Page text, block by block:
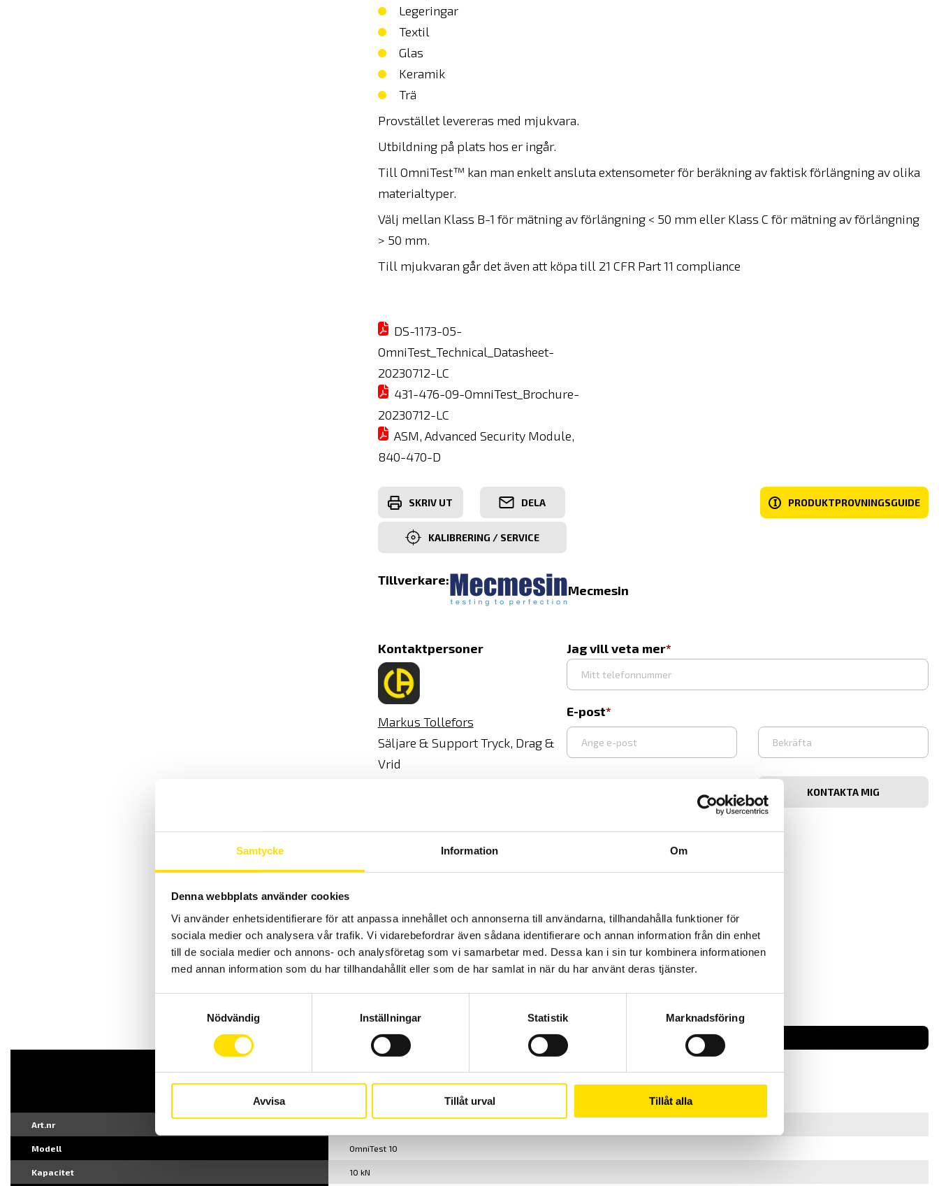
Samtycke Information Om
Denna webbplats använder cookies
Vi använder enhetsidentifierare för att anpassa innehållet och annonserna till användarna, tillhandahålla funktioner för
sociala medier och analysera vår trafik. Vi vidarebefordrar även sådana identifierare och annan information från din enhet
till de sociala medier och annons- och analysföretag som vi samarbetar med. Dessa kan i sin tur kombinera informationen
med annan information som du har tillhandahållit eller som de har samlat in när du har använt deras tjänster.
Nödvändig
Inställningar Statistik Marknadsföring
Avvisa Tillåt urval Tillåt alla
Legeringar
Textil
Glas
Keramik
Trä
Provstället levereras med mjukvara.
Utbildning på plats hos er ingår.
Till OmniTest™ kan man enkelt ansluta extensometer för beräkning av faktisk förlängning av olika
materialtyper.
Välj mellan Klass B-1 för mätning av förlängning < 50 mm eller Klass C för mätning av förlängning
> 50 mm.
Till mjukvaran går det även att köpa till 21 CFR Part 11 compliance
DS-1173-05-
OmniTest_Technical_Datasheet-
20230712-LC
431-476-09-OmniTest_Brochure-
20230712-LC
ASM, Advanced Security Module,
840-470-D
SKRIV UT DELA I PRODUKTPROVNINGSGUIDE
KALIBRERING / SERVICE
Tillverkare:
Mecmesin
Kontaktpersoner
Markus Tollefors
Säljare & Support Tryck, Drag &
Vrid
Vrid & Elsäkerhet
08-50 52 68 02
tw@camatsystem.com
Jag vill veta mer
E-post
Bekräfta
e-
OmniTest 10
Art.nr
Modell OmniTest 10
Kapacitet 10 kN